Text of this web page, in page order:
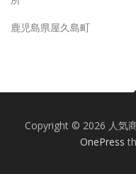
鹿児島県屋久島町
Copyright © 2026 人気
OnePress